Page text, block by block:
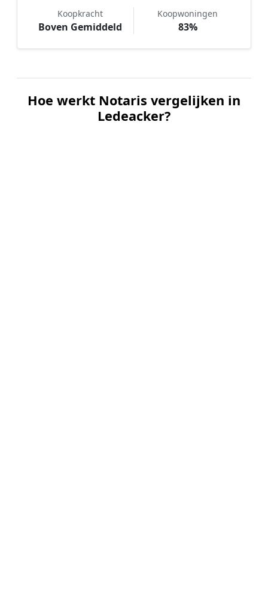
Koopkracht
Boven Gemiddeld
Koopwoningen
83%
Hoe werkt Notaris vergelijken in
Ledeacker?